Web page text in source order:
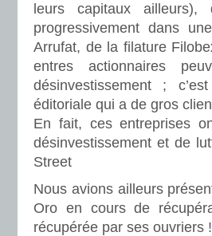
leurs capitaux ailleurs),
progressivement dans
Arrufat, de la filature
entres actionnaires
désinvestissement ;
éditoriale qui a de gros
En fait, ces entreprises
désinvestissement et de
Street
Nous avions ailleurs
Oro en cours de
récupérée par ses ouvriers